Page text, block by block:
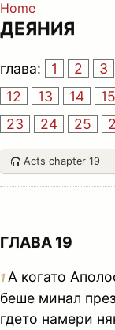
Home
ДЕЯНИЯ
глава: 1 2 3
12
13 14 15
23
24 25
Acts chapter 19
ГЛАВА 19
1 А когато
беше минал
гдето намери